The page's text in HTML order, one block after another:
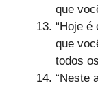
que
“Hoje é
que
todos
“Neste